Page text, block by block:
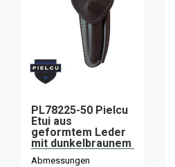
PL78225-50 Pielcu
Etui aus
geformtem Leder
mit dunkelbraunem
Innenfutter
Abmessungen